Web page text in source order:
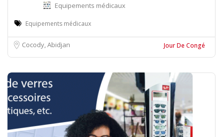
Equipements médicaux
Equipements médicaux
Cocody, Abidjan Jour De Congé